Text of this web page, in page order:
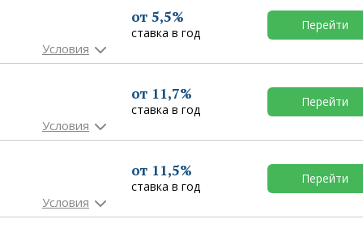
от 5,5%
ставка в год
Перейти
от 11,7%
ставка в год
Перейти
от 11,5%
ставка в год
Перейти